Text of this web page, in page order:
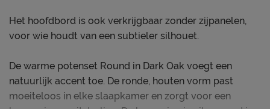
Het hoofdbord is ook verkrijgbaar zonder zijpanelen,
voor wie houdt van een subtieler silhouet.
De warme potenset Round in Dark Oak voegt een
natuurlijk accent toe. De ronde, houten vorm past
moeiteloos in elke slaapkamer en zorgt voor een